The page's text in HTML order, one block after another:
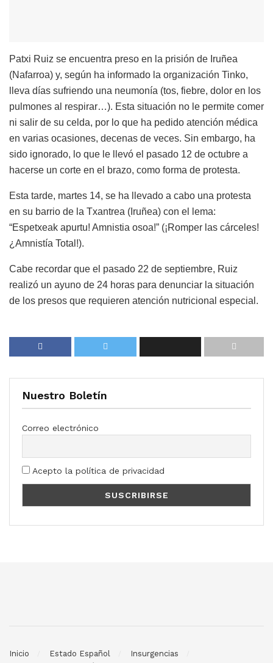
Patxi Ruiz se encuentra preso en la prisión de Iruñea
(Nafarroa) y, según ha informado la organización Tinko,
lleva días sufriendo una neumonía (tos, fiebre, dolor en los
pulmones al respirar…). Esta situación no le permite comer
ni salir de su celda, por lo que ha pedido atención médica
en varias ocasiones, decenas de veces. Sin embargo, ha
sido ignorado, lo que le llevó el pasado 12 de octubre a
hacerse un corte en el brazo, como forma de protesta.
Esta tarde, martes 14, se ha llevado a cabo una protesta
en su barrio de la Txantrea (Iruñea) con el lema:
“Espetxeak apurtu! Amnistia osoa!” (¡Romper las cárceles!
¿Amnistía Total!).
Cabe recordar que el pasado 22 de septiembre, Ruiz
realizó un ayuno de 24 horas para denunciar la situación
de los presos que requieren atención nutricional especial.
Nuestro Boletín
Correo electrónico
Acepto la política de privacidad
Inicio Estado Español
Insurgencias